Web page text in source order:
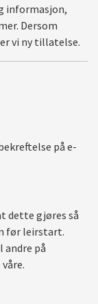
informasjon,
Dersom
vi ny tillatelse.
på e-
dette gjøres så
før leirstart.
på